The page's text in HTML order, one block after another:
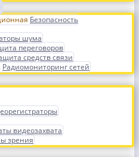
Безопасность
шума
переговоров
средств связи
Радиомониторинг сетей
видеозахвата
зрения